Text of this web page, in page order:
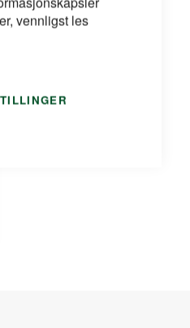
vennligst les